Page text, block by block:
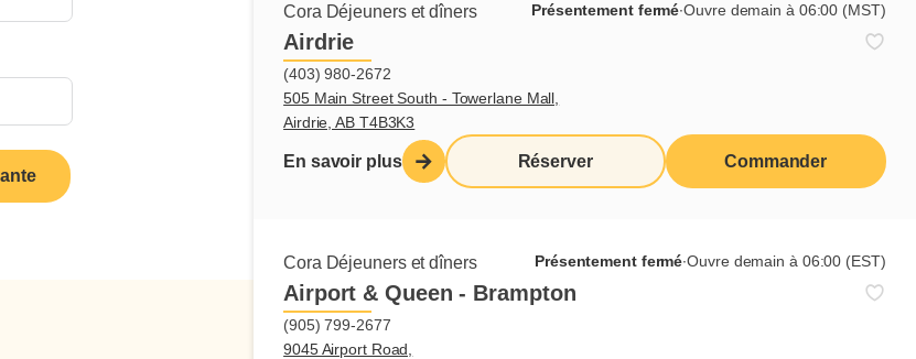
Cora Déjeuners et dîners Présentement fermé∙Ouvre demain à 06:00 (MST)
Airdrie
(403) 980-2672
505 Main Street South - Towerlane Mall,
Airdrie, AB T4B3K3
En savoir plus Réserver Commander
Cora Déjeuners et dîners Présentement fermé∙Ouvre demain à 06:00 (EST)
Airport & Queen - Brampton
(905) 799-2677
9045 Airport Road,